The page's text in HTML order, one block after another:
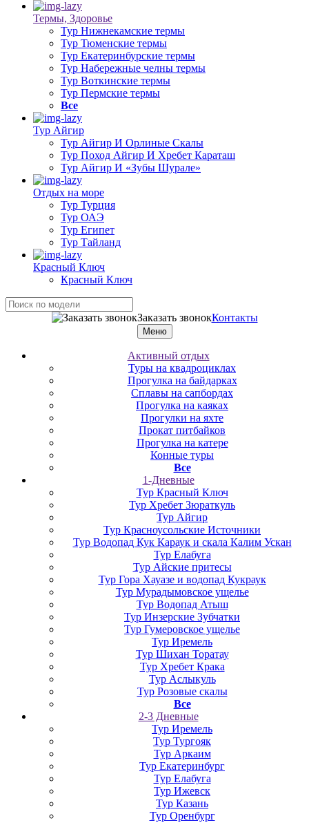
Термы, Здоровье
Тур Нижнекамские термы
Тур Тюменские термы
Тур Екатеринбурские термы
Тур Набережные челны термы
Тур Воткинские термы
Тур Пермские термы
Все
Тур Айгир
Тур Айгир И Орлиные Скалы
Тур Поход Айгир И Хребет Караташ
Тур Айгир И «Зубы Шурале»
Отдых на море
Тур Турция
Тур ОАЭ
Тур Египет
Тур Тайланд
Красный Ключ
Красный Ключ
Заказать звонокКонтакты
Меню
Активный отдых
Туры на квадроциклах
Прогулка на байдарках
Сплавы на сапбордах
Прогулка на каяках
Прогулки на яхте
Прокат питбайков
Прогулка на катере
Конные туры
Все
1-Дневные
Тур Красный Ключ
Тур Хребет Зюраткуль
Тур Айгир
Тур Красноусольские Источники
Тур Водопад Кук Караук и скала Калим Ускан
Тур Елабуга
Тур Айские притесы
Тур Гора Хауазе и водопад Кукраук
Тур Мурадымовское ущелье
Тур Водопад Атыш
Тур Инзерские Зубчатки
Тур Гумеровское ущелье
Тур Иремель
Тур Шихан Торатау
Тур Хребет Крака
Тур Аслыкуль
Тур Розовые скалы
Все
2-3 Дневные
Тур Иремель
Тур Тургояк
Тур Аркаим
Тур Екатеринбург
Тур Елабуга
Тур Ижевск
Тур Казань
Тур Оренбург